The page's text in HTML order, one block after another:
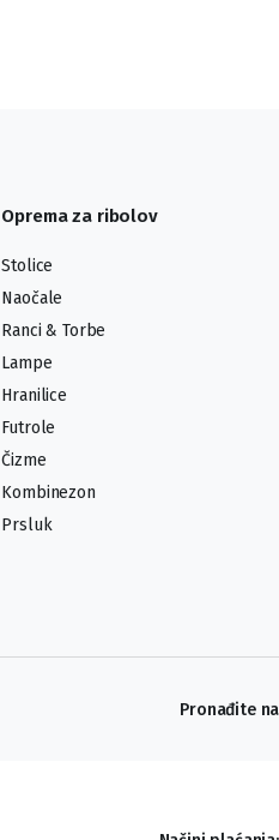
Oprema za ribolov
Stolice
Naočale
Ranci & Torbe
Lampe
Hranilice
Futrole
Čizme
Kombinezon
Prsluk
Pronađite